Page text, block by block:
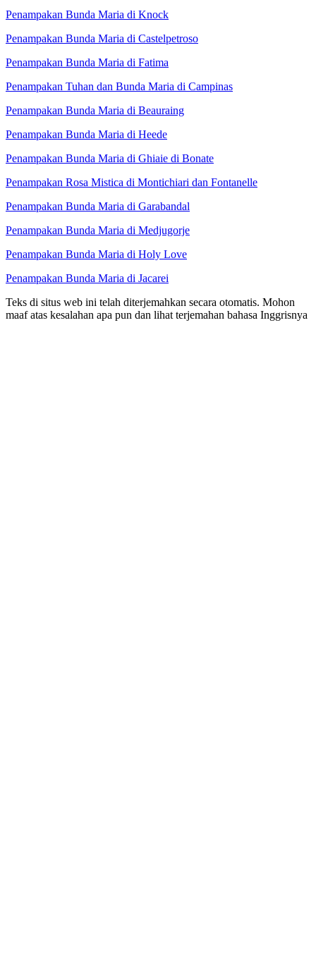
Penampakan Bunda Maria di Knock
Penampakan Bunda Maria di Castelpetroso
Penampakan Bunda Maria di Fatima
Penampakan Tuhan dan Bunda Maria di Campinas
Penampakan Bunda Maria di Beauraing
Penampakan Bunda Maria di Heede
Penampakan Bunda Maria di Ghiaie di Bonate
Penampakan Rosa Mistica di Montichiari dan Fontanelle
Penampakan Bunda Maria di Garabandal
Penampakan Bunda Maria di Medjugorje
Penampakan Bunda Maria di Holy Love
Penampakan Bunda Maria di Jacarei
Teks di situs web ini telah diterjemahkan secara otomatis. Mohon
maaf atas kesalahan apa pun dan lihat terjemahan bahasa Inggrisnya